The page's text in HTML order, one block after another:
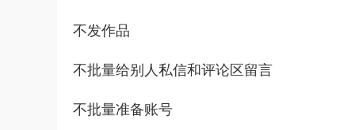
不发作品
不批量给别人私信和评论区留言
不批量准备账号